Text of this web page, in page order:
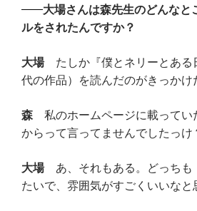
大場さんは森先生のどんなと
ルをされたんですか？
大場 たしか『僕とネリーとあ
代の作品）を読んだのがきっかけ
森 私のホームページに載ってい
からって言ってませんでしたっけ
大場 あ、それもある。どっち
たいで、雰囲気がすごくいいなと